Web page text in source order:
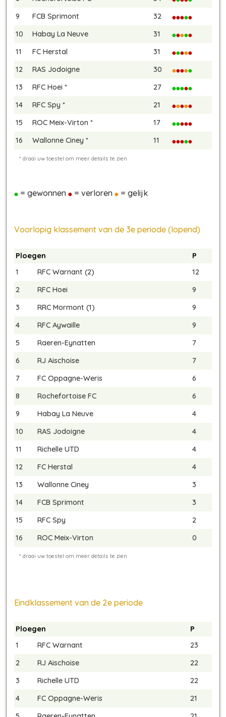
9
FCB Sprimont
32
10
Habay La Neuve
31
11
FC Herstal
31
12
RAS Jodoigne
30
13
RFC Hoei *
27
14
RFC Spy *
21
15
ROC Meix-Virton *
17
16
Wallonne Ciney * 11
= gewonnen = verloren = gelijk
Voorlopig klassement van de 3e periode (lopend)
Ploegen
P
1
RFC Warnant (2)
12
2
RFC Hoei
9
3
RRC Mormont (1)
9
4
RFC Aywaille
9
5
Raeren-Eynatten
7
6
RJ Aischoise
7
7
FC Oppagne-Weris
6
8
Rochefortoise FC
6
9
Habay La Neuve
4
10
RAS Jodoigne
4
11
Richelle UTD
4
12
FC Herstal
4
13
Wallonne Ciney
3
14
FCB Sprimont
3
15
RFC Spy
2
16
ROC Meix-Virton 0
Eindklassement van de 2e periode
Ploegen
P
1
RFC Warnant
23
2
RJ Aischoise
22
3
Richelle UTD
22
4
FC Oppagne-Weris
21